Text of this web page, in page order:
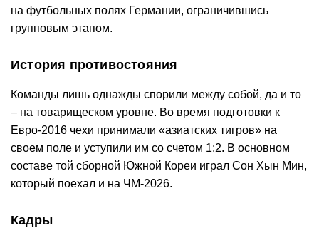
на футбольных полях Германии, ограничившись
групповым этапом.
История противостояния
Команды лишь однажды спорили между собой, да и то
– на товарищеском уровне. Во время подготовки к
Евро-2016 чехи принимали «азиатских тигров» на
своем поле и уступили им со счетом 1:2. В основном
составе той сборной Южной Кореи играл Сон Хын Мин,
который поехал и на ЧМ-2026.
Кадры